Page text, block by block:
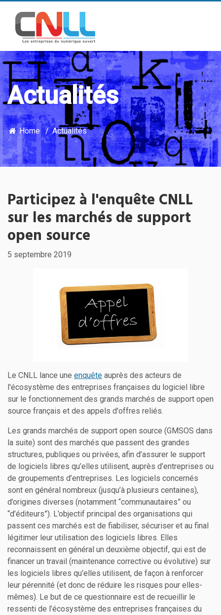
Actualités
Home Actualités
Participez à l'enquête CNLL
sur les marchés de support
open source
5 septembre 2019
Le CNLL lance une enquête auprès des acteurs de
l'écosystème des entreprises françaises du logiciel libre
sur le fonctionnement des grands marchés de support open
source français et des appels d'offres reliés.
Les grands marchés de support open source (GMSOS dans
la suite) sont des marchés que passent des grandes
structures, publiques ou privées, afin d’assurer le support
de logiciels libres qu’elles utilisent, auprès d’entreprises ou
de groupements d’entreprises. Les logiciels concernés
sont en général nombreux (jusqu’à plusieurs centaines),
d’origines diverses (notamment “communautaires” ou
“d’éditeurs”). L’objectif principal des organisations qui
passent ces marchés est de fiabiliser, sécuriser et au final
légitimer leur utilisation des logiciels libres. Elles
reconnaissent en général un deuxième objectif, qui est de
financer un travail (maintenance corrective ou évolutive) sur
les logiciels libres qu’elles utilisent, de façon à renforcer
leur pérennité (et donc de réduire les risques pour elles-
mêmes). Le but de ce questionnaire est de recueillir le
ressenti de l’écosystème des entreprises françaises du